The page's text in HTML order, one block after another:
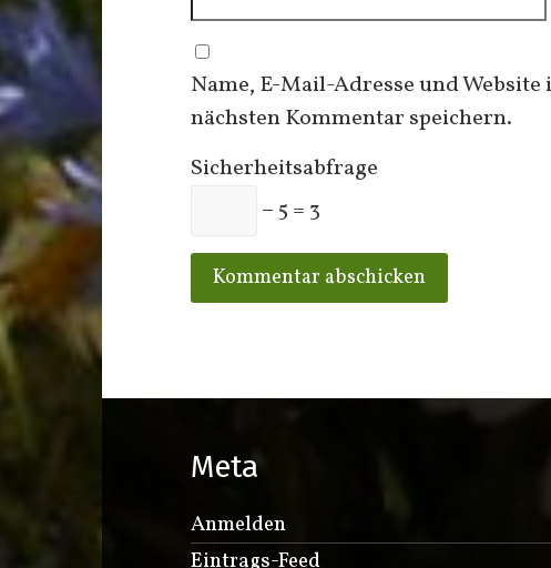
Name, E-Mail-Adresse und
nächsten Kommentar speichern.
Sicherheitsabfrage
− 5 = 3
Meta
Anmelden
Eintrags-Feed